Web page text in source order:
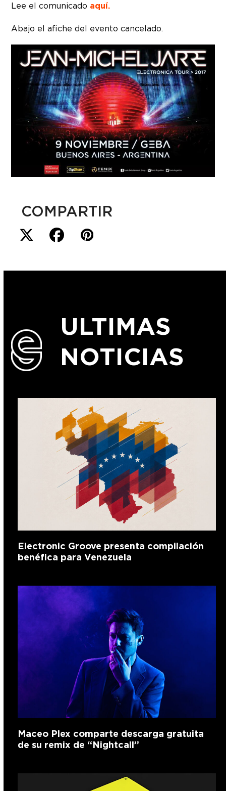
Lee el comunicado aquí.
Abajo el afiche del evento cancelado.
COMPARTIR
ULTIMAS
NOTICIAS
Electronic Groove presenta compilación
benéfica para Venezuela
Maceo Plex comparte descarga gratuita
de su remix de “Nightcall”